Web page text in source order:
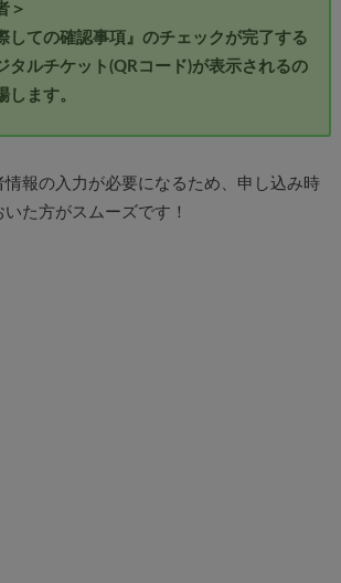
＞
しての確認事項』のチェックが完了する
タルチケット(QRコード)が表示されるの
します。
情報の入力が必要になるため、申し込み時
た方がスムーズです！